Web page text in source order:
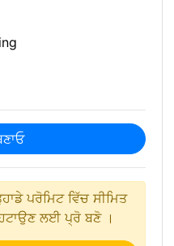
ਪਰੋਮਿਟ ਵਿੱਚ ਸੀਮਿਤ
ਲਈ ਪ੍ਰੋ ਬਣੋ ।